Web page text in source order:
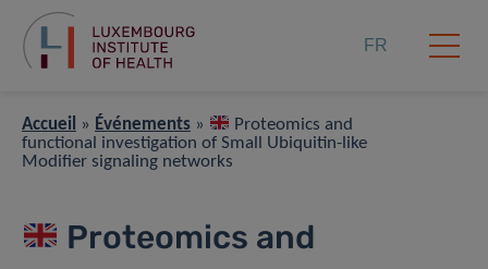
FR
Accueil » Événements »
Proteomics and
functional investigation of Small Ubiquitin-like
Modifier signaling networks
Proteomics and